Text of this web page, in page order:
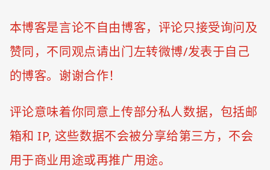
本博客是言论不自由博客，评论只接受询问及
赞同，不同观点请出门左转微博/发表于自己
的博客。谢谢合作！
评论意味着你同意上传部分私人数据，包括邮
箱和 IP, 这些数据不会被分享给第三方，不会
用于商业用途或再推广用途。